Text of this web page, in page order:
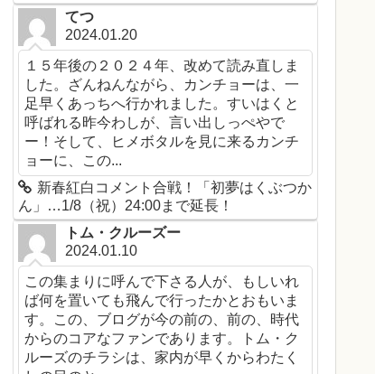
てつ
2024.01.20
１５年後の２０２４年、改めて読み直しま
した。ざんねんながら、カンチョーは、一
足早くあっちへ行かれました。すいはくと
呼ばれる昨今わしが、言い出しっぺやで
ー！そして、ヒメボタルを見に来るカンチ
ョーに、この...
新春紅白コメント合戦！「初夢はくぶつか
ん」…1/8（祝）24:00まで延長！
トム・クルーズー
2024.01.10
この集まりに呼んで下さる人が、もしいれ
ば何を置いても飛んで行ったかとおもいま
す。この、ブログが今の前の、前の、時代
からのコアなファンであります。トム・ク
ルーズのチラシは、家内が早くからわたく